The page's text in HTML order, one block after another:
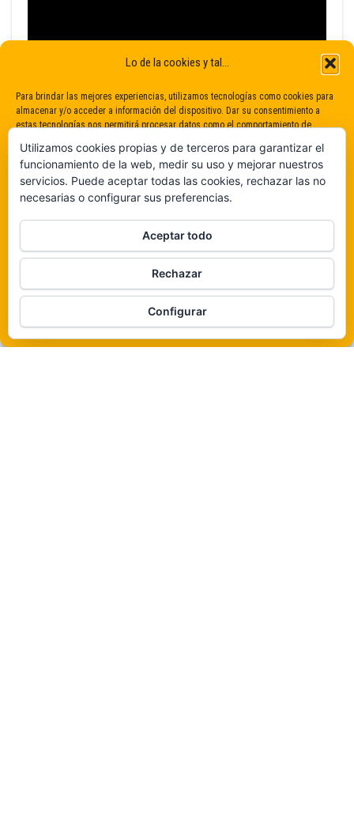
Lo de la cookies y tal...
Para brindar las mejores experiencias, utilizamos tecnologías como cookies para
almacenar y/o acceder a información del dispositivo. Dar su consentimiento a
estas tecnologías nos permitirá procesar datos como el comportamiento de
consentimiento puede afectar negativamente a determinadas características y
funciones.
De ninguna manera
Veámos que hay aquí
Política de cookies
WordPress |Tema:
Utilizamos cookies propias y de terceros para garantizar el
funcionamiento de la web, medir su uso y mejorar nuestros
servicios. Puede aceptar todas las cookies, rechazar las no
necesarias o configurar sus preferencias.
Aceptar todo
Rechazar
Configurar